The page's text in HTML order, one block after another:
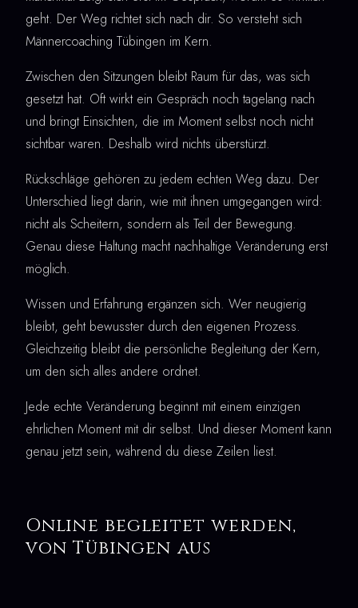
geht. Der Weg richtet sich nach dir. So versteht sich
Männercoaching Tübingen im Kern.
Zwischen den Sitzungen bleibt Raum für das, was sich
gesetzt hat. Oft wirkt ein Gespräch noch tagelang nach
und bringt Einsichten, die im Moment selbst noch nicht
sichtbar waren. Deshalb wird nichts überstürzt.
Rückschläge gehören zu jedem echten Weg dazu. Der
Unterschied liegt darin, wie mit ihnen umgegangen wird:
nicht als Scheitern, sondern als Teil der Bewegung.
Genau diese Haltung macht nachhaltige Veränderung erst
möglich.
Wissen und Erfahrung ergänzen sich. Wer neugierig
bleibt, geht bewusster durch den eigenen Prozess.
Gleichzeitig bleibt die persönliche Begleitung der Kern,
um den sich alles andere ordnet.
Jede echte Veränderung beginnt mit einem einzigen
ehrlichen Moment mit dir selbst. Und dieser Moment kann
genau jetzt sein, während du diese Zeilen liest.
Online begleitet werden,
von Tübingen aus